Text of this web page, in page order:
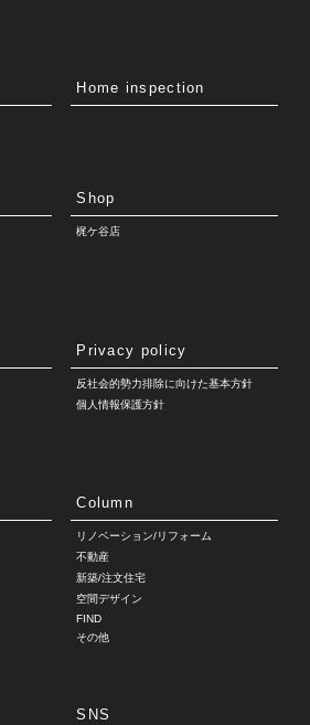
Home inspection
Shop
梶ケ谷店
Privacy policy
反社会的勢力排除に向けた基本方針
個人情報保護方針
Column
リノベーション/リフォーム
不動産
新築/注文住宅
空間デザイン
FIND
その他
SNS